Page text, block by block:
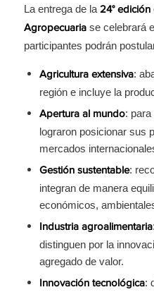
La entrega de la 24° edición
Agropecuariase celebrará
participantes podrán
Agricultura extensiva:
región e incluye la
Apertura al mundo: para
lograron posicionar sus
mercados
Gestión sustentable:
integran de manera
económicos,
Industria agroalimentaria
distinguen por la
agregado de valor.
Innovación tecnológica: